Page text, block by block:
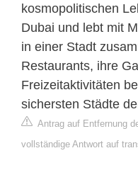
kosmopolitischen
Dubai und lebt mit
in einer Stadt
Restaurants, ihre
Freizeitaktivitäten
sichersten Städte
Antrag auf Entfernung
vollständige Antwort auf